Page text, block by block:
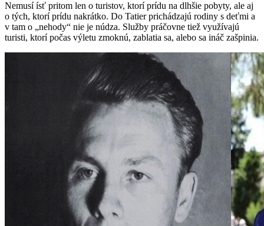
Nemusí ísť pritom len o turistov, ktorí prídu na dlhšie pobyty, ale aj
o tých, ktorí prídu nakrátko. Do Tatier prichádzajú rodiny s deťmi a
v tam o „nehody“ nie je núdza. Služby práčovne tiež využívajú
turisti, ktorí počas výletu zmoknú, zablatia sa, alebo sa ináč zašpinia.